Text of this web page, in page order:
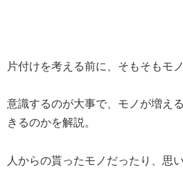
片付けを考える前に、そもそもモ
意識するのが大事で、モノが増え
きるのかを解説。
人からの貰ったモノだったり、思